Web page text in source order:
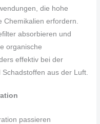
die hohe
erfordern.
absorbieren und
organische
effektiv bei der
aus der Luft.
passieren